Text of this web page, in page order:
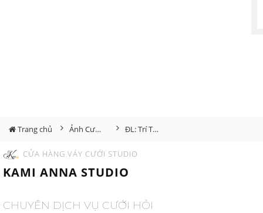
Trang chủ Ảnh Cưới Đà Lạt ĐL: Trí Thảo
CỬA HÀNG VÁY CƯỚI STUDIO
KAMI ANNA STUDIO
CHUYÊN DỊCH VỤ CƯỚI HỎI